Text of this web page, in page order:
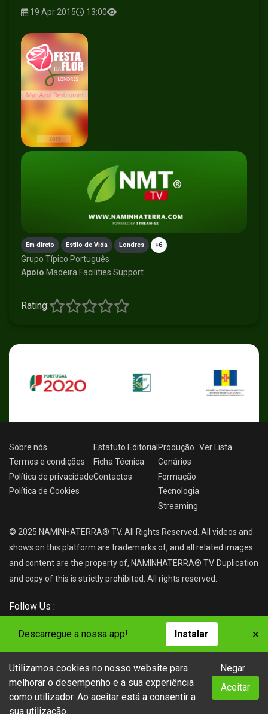
19 Apr 2015 13:00
Em direto Estilo de Vida Londres +6
Grupo Típico Português
Apoio Madeira Facilities Support
Rating:
Utilizamos cookies no nosso website para
melhorar o desempenho e a sua experiência
como utilizador. Ao aceitar está a consentir a
sua utilização.
Negar
Aceitar
Sobre nós
Termos e condições
Política de privacidade
Política de Cookies
Estatuto Editorial
Ficha Técnica
Contactos
Produção
Cenários
Formação
Tecnologia
Streaming
VerLista
© 2025 NAMINHATERRA® TV. All Rights Reserved. All videos and
shows on this platform are trademarks of, and all related images
and content are the property of, NAMINHATERRA® TV. Duplication
and copy of this is strictly prohibited. All rights reserved.
Follow Us :
NAMINHATERRA® TV
Descarregue a nossa app! Instalar ×